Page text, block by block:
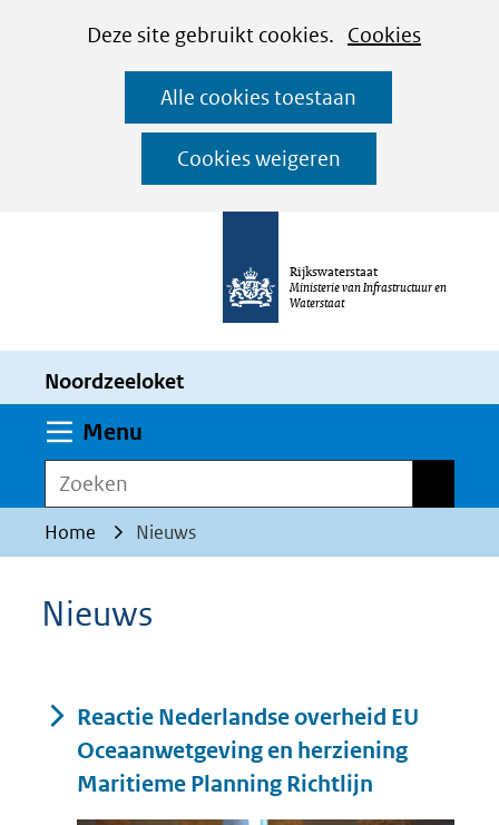
CookiesDeze site gebruikt cookies. Cookies
worden
toegestaan
geweigerd.
Alle cookies toestaan
Cookies weigeren
Ga
naar
de
inhoud
Rijkswaterstaat
Ministerie van Infrastructuur en
Waterstaat
Noordzeeloket
Menu
Zoeken
Home Nieuws
Nieuws
Resultaten
Reactie Nederlandse overheid EU
Oceaanwetgeving en herziening
Maritieme Planning Richtlijn